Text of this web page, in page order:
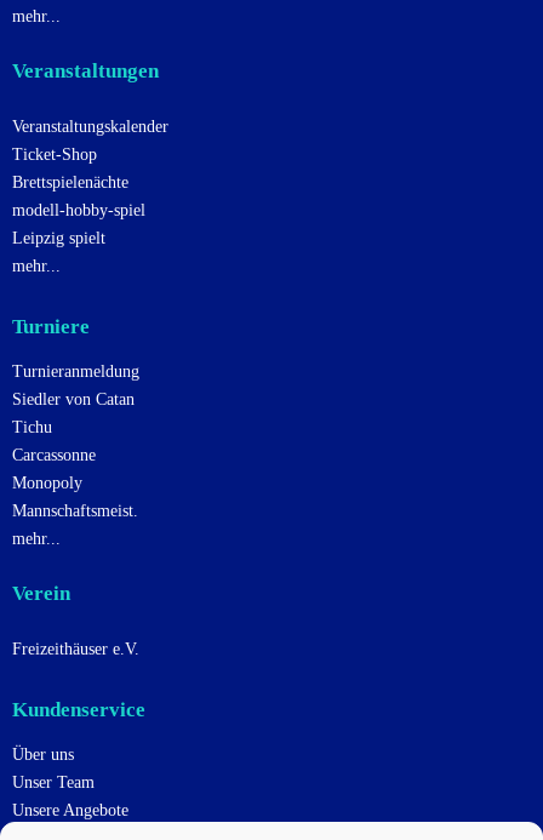
mehr...
Veranstaltungen
Veranstaltungskalender
Ticket-Shop
Brettspielenächte
modell-hobby-spiel
Leipzig spielt
mehr...
Turniere
Turnieranmeldung
Siedler von Catan
Tichu
Carcassonne
Monopoly
Mannschaftsmeist.
mehr...
Verein
Freizeithäuser e.V.
Kundenservice
Über uns
Unser Team
Unsere Angebote